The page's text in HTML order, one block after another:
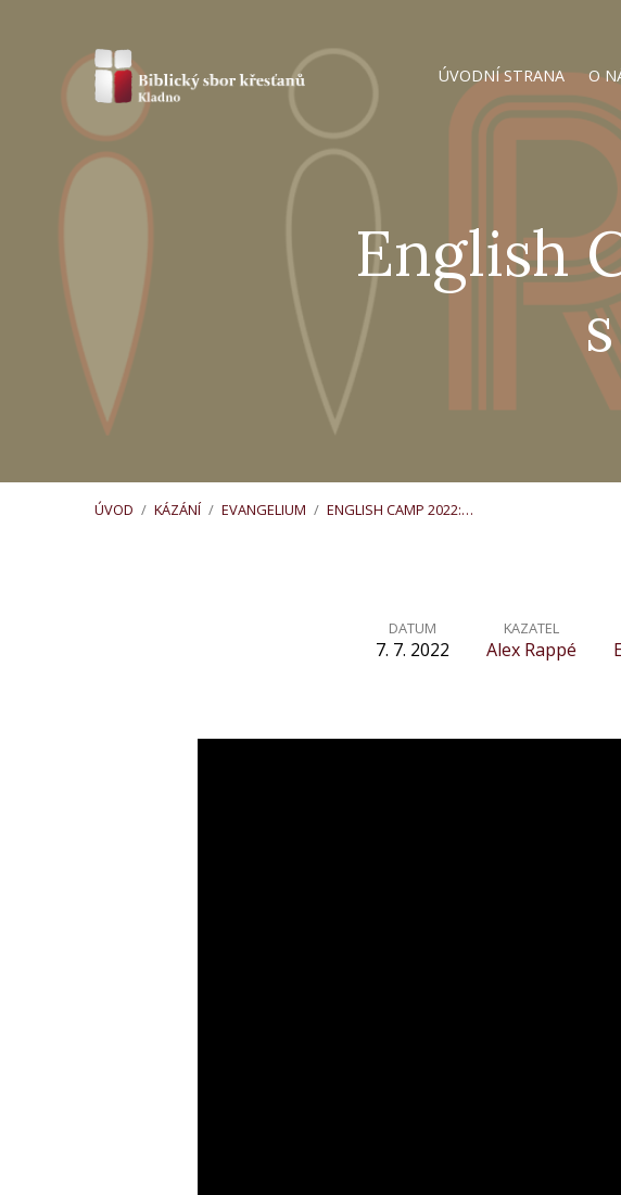
ÚVODNÍ STRANA O
English
ÚVOD / KÁZÁNÍ / EVANGELIUM / ENGLISH CAMP 2022:…
Camp
DATUM
7. 7. 2022
KAZATEL
Alex Rappé